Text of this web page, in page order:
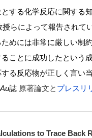
する化学反応に関する
らによって報告されて
めには非常に厳しい制
ことに成功したという
る反応物が正しく言い
Au誌 原著論文と プレスリ
to Trace Back